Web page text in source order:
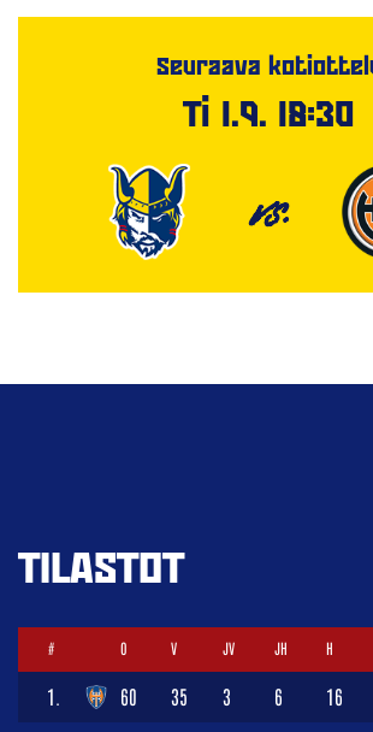
Seuraava
Ti 1.9. 18:30
VS.
TILASTOT
# O V JV JH H
1. 60 35 3 6 16